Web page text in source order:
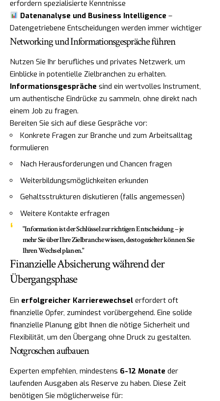
erfordern spezialisierte Kenntnisse
Datenanalyse und Business Intelligence –
Datengetriebene Entscheidungen werden immer wichtiger
Networking und Informationsgespräche führen
Nutzen Sie Ihr berufliches und privates Netzwerk, um
Einblicke in potentielle Zielbranchen zu erhalten.
Informationsgespräche sind ein wertvolles Instrument,
um authentische Eindrücke zu sammeln, ohne direkt nach
einem Job zu fragen.
Bereiten Sie sich auf diese Gespräche vor:
Konkrete Fragen zur Branche und zum Arbeitsalltag
formulieren
Nach Herausforderungen und Chancen fragen
Weiterbildungsmöglichkeiten erkunden
Gehaltsstrukturen diskutieren (falls angemessen)
Weitere Kontakte erfragen
"Information ist der Schlüssel zur richtigen Entscheidung – je
mehr Sie über Ihre Zielbranche wissen, desto gezielter können Sie
Ihren Wechsel planen."
Finanzielle Absicherung während der
Übergangsphase
Ein erfolgreicher Karrierewechsel erfordert oft
finanzielle Opfer, zumindest vorübergehend. Eine solide
finanzielle Planung gibt Ihnen die nötige Sicherheit und
Flexibilität, um den Übergang ohne Druck zu gestalten.
Notgroschen aufbauen
Experten empfehlen, mindestens 6-12 Monate der
laufenden Ausgaben als Reserve zu haben. Diese Zeit
benötigen Sie möglicherweise für: